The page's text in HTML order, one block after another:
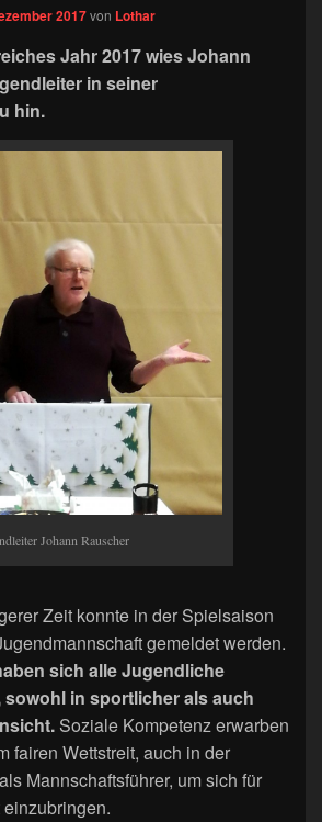
2017von Lothar
Jahr 2017 wies Johann
in seiner
hin.
Johann Rauscher
Zeit konnte in der Spielsaison
gemeldet werden.
sich alle Jugendliche
in sportlicher als auch
Soziale Kompetenz erwarben
fairen Wettstreit, auch in der
Mannschaftsführer, um sich für